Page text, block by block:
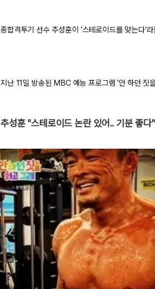
종합격투기 선수 추성훈이 '스테로이드를 맞는다'
지난 11일 방송된 MBC 예능 프로그램 '안 하던 짓
추성훈 "스테로이드 논란 있어.. 기분 좋다"